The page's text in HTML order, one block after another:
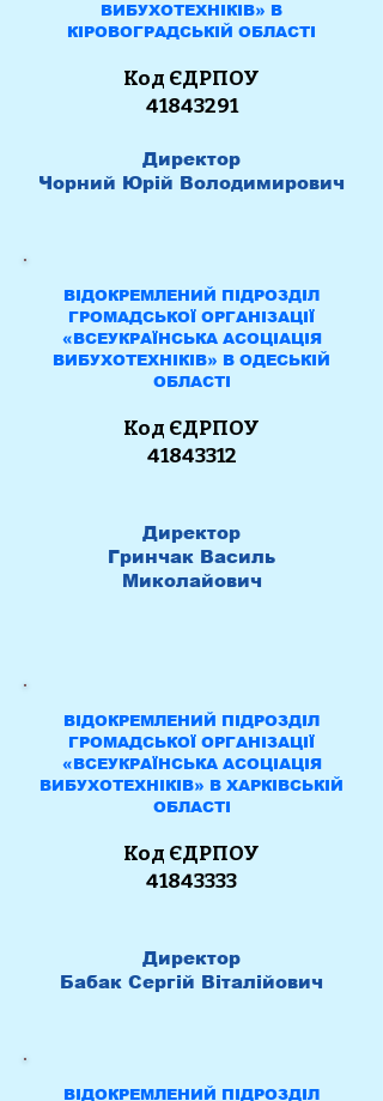
ВИБУХОТЕХНІКІВ» В
КІРОВОГРАДСЬКІЙ ОБЛАСТІ
Код ЄДРПОУ
41843291
Директор
Чорний Юрій Володимирович
ВІДОКРЕМЛЕНИЙ ПІДРОЗДІЛ
ГРОМАДСЬКОЇ ОРГАНІЗАЦІЇ
«ВСЕУКРАЇНСЬКА АСОЦІАЦІЯ
ВИБУХОТЕХНІКІВ» В ОДЕСЬКІЙ
ОБЛАСТІ
Код ЄДРПОУ
41843312
Директор
Гринчак Василь
Миколайович
ВІДОКРЕМЛЕНИЙ ПІДРОЗДІЛ
ГРОМАДСЬКОЇ ОРГАНІЗАЦІЇ
«ВСЕУКРАЇНСЬКА АСОЦІАЦІЯ
ВИБУХОТЕХНІКІВ» В ХАРКІВСЬКІЙ
ОБЛАСТІ
Код ЄДРПОУ
41843333
Директор
Бабак Сергій Віталійович
ВІДОКРЕМЛЕНИЙ ПІДРОЗДІЛ